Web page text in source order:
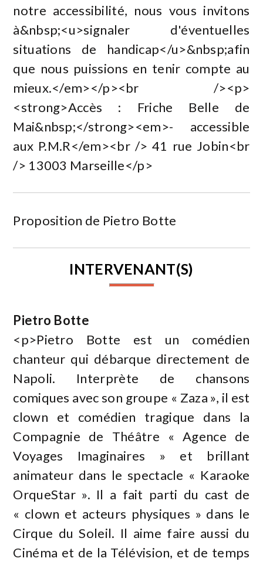
notre accessibilité, nous vous invitons
à&nbsp;<u>signaler d'éventuelles
situations de handicap</u>&nbsp;afin
que nous puissions en tenir compte au
mieux.</em></p><br /><p>
<strong>Accès : Friche Belle de
Mai&nbsp;</strong><em>- accessible
aux P.M.R</em><br /> 41 rue Jobin<br
/> 13003 Marseille</p>
Proposition de Pietro Botte
INTERVENANT(S)
Pietro Botte
<p>Pietro Botte est un comédien
chanteur qui débarque directement de
Napoli. Interprète de chansons
comiques avec son groupe « Zaza », il est
clown et comédien tragique dans la
Compagnie de Théâtre « Agence de
Voyages Imaginaires » et brillant
animateur dans le spectacle « Karaoke
OrqueStar ». Il a fait parti du cast de
« clown et acteurs physiques » dans le
Cirque du Soleil. Il aime faire aussi du
Cinéma et de la Télévision, et de temps